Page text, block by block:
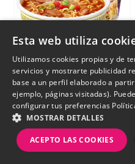
Fideos Ramen de
Pato y Cebolla | My
Nissin Cup 65 g.
Esta web utiliza
Utilizamos cookies propias y de
servicios y mostrarte publicidad
base a un perfil elaborado a
ejemplo, páginas visitadas).
configurar tus preferencias
MOSTRAR DETALLES
ACEPTO LAS COOKIES